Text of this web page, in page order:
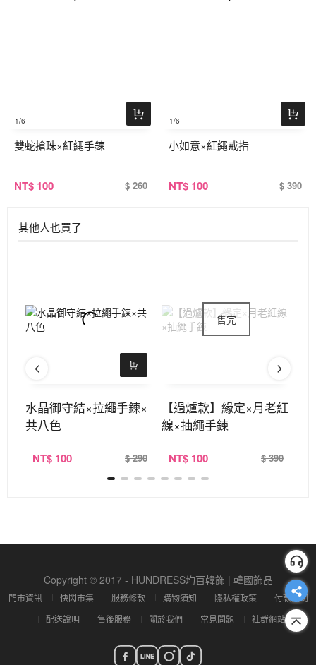
1/6
雙蛇搶珠×紅繩手鍊
NT$ 100 $ 260
1/6
小如意×紅繩戒指
NT$ 100 $ 390
其他人也買了
水晶御守結×拉繩手鍊×
共八色
NT$ 100 $ 290
【過爐款】緣定×月老紅
線×抽繩手鍊
NT$ 100 $ 390
Copyright © 2017 - HUNDRESS均百韓飾 | 韓國飾品
門市資訊 快閃市集 服務條款 購物須知 隱私權政策
付款說明
配送說明
售後服務 關於我們 常見問題 社群網站